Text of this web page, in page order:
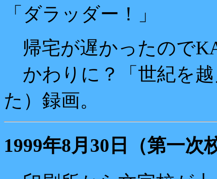
「ダラッダー！」
帰宅が遅かったので
かわりに？「世紀を
た）録画。
1999年8月30日（第一次